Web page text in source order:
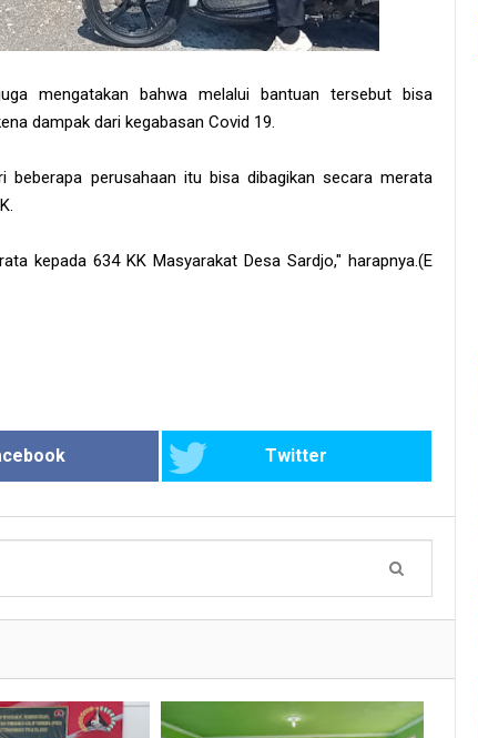
mengatakan bahwa melalui bantuan tersebut bisa
dampak dari kegabasan Covid 19.
perusahaan itu bisa dibagikan secara merata
kepada 634 KK Masyarakat Desa Sardjo," harapnya.(E
Twitter